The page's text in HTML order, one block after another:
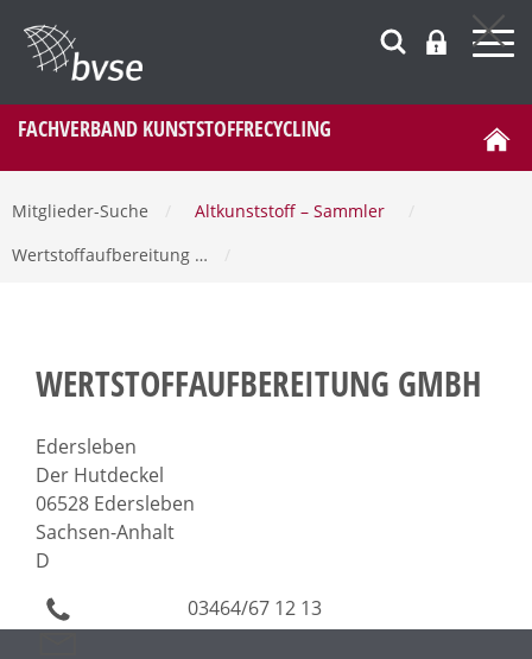
FACHVERBAND KUNSTSTOFFRECYCLING
Mitglieder-Suche Altkunststoff – Sammler
Wertstoffaufbereitung …
WERTSTOFFAUFBEREITUNG GMBH
Edersleben
Der Hutdeckel
06528 Edersleben
Sachsen-Anhalt
D
03464/67 12 13